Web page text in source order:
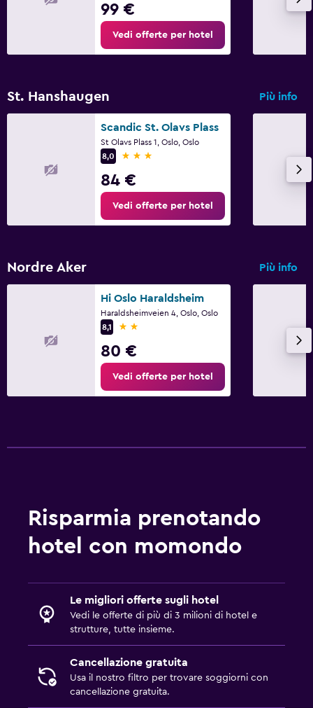
99 €
Vedi offerte per hotel
St. Hanshaugen Più info
Scandic St. Olavs Plass
St Olavs Plass 1, Oslo, Oslo
8,0
3 stelle
84 €
Vedi offerte per hotel
Nordre Aker Più info
Hi Oslo Haraldsheim
Haraldsheimveien 4, Oslo, Oslo
8,1
2 stelle
80 €
Vedi offerte per hotel
Risparmia prenotando
hotel con momondo
Le migliori offerte sugli hotel
Vedi le offerte di più di 3 milioni di hotel e
strutture, tutte insieme.
Cancellazione gratuita
Usa il nostro filtro per trovare soggiorni con
cancellazione gratuita.